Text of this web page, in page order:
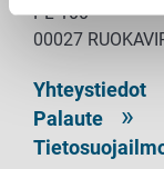
PL 100
00027
Yhteystiedot
Palaute